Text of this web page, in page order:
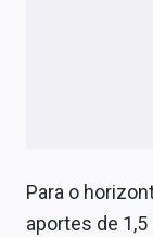
Expediente
Para o
aportes de